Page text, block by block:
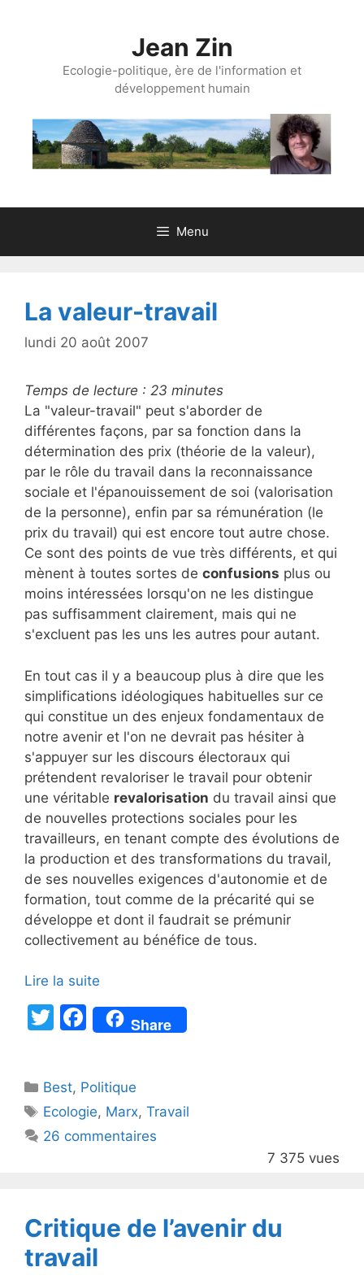
Jean Zin
Ecologie-politique, ère de l'information et
développement humain
Menu
La valeur-travail
lundi 20 août 2007
Temps de lecture : 23 minutes
La "valeur-travail" peut s'aborder de
différentes façons, par sa fonction dans la
détermination des prix (théorie de la valeur),
par le rôle du travail dans la reconnaissance
sociale et l'épanouissement de soi (valorisation
de la personne), enfin par sa rémunération (le
prix du travail) qui est encore tout autre chose.
Ce sont des points de vue très différents, et qui
mènent à toutes sortes de confusions plus ou
moins intéressées lorsqu'on ne les distingue
pas suffisamment clairement, mais qui ne
s'excluent pas les uns les autres pour autant.
En tout cas il y a beaucoup plus à dire que les
simplifications idéologiques habituelles sur ce
qui constitue un des enjeux fondamentaux de
notre avenir et l'on ne devrait pas hésiter à
s'appuyer sur les discours électoraux qui
prétendent revaloriser le travail pour obtenir
une véritable revalorisation du travail ainsi que
de nouvelles protections sociales pour les
travailleurs, en tenant compte des évolutions de
la production et des transformations du travail,
de ses nouvelles exigences d'autonomie et de
formation, tout comme de la précarité qui se
développe et dont il faudrait se prémunir
collectivement au bénéfice de tous.
Lire la suite
T
er
F
a
e
b
o
Share
Catégories
Best, Politique
Étiquettes
Ecologie, Marx,Travail
26 commentaires
7 375 vues
Critique de l’avenir du
travail